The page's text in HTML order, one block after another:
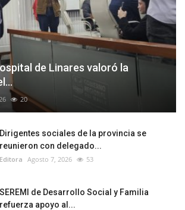
de Linares valoró la
20
Dirigentes sociales de la provincia se
reunieron con delegado...
Editora Agosto 7, 2026 53
SEREMI de Desarrollo Social y Familia
refuerza apoyo al...